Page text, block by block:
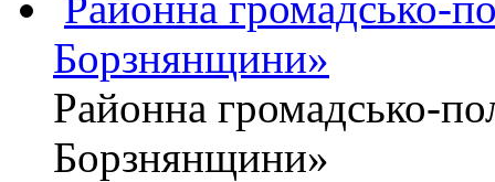
Борзнянщини»
Районна громадсько-
Борзнянщини»